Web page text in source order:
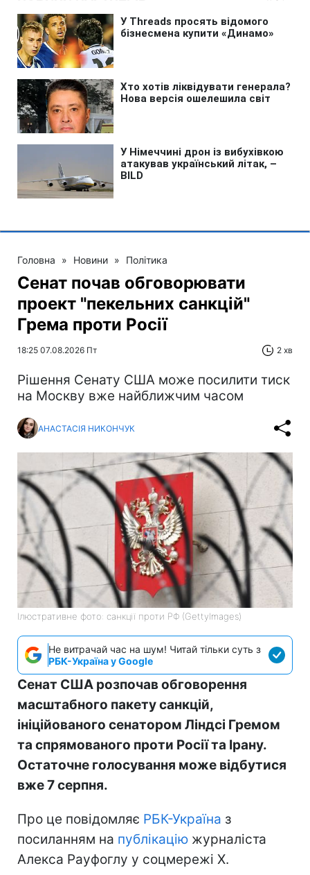
Головна » Новини » Політика
Сенат почав обговорювати
проект "пекельних санкцій"
Грема проти Росії
18:25 07.08.2026 Пт 2 хв
Рішення Сенату США може посилити тиск
на Москву вже найближчим часом
АНАСТАСІЯ НИКОНЧУК
Ілюстративне фото: санкції проти РФ (GettyImages)
Не витрачай час на шум! Читай тільки суть з
РБК-Україна у Google
Сенат США розпочав обговорення
масштабного пакету санкцій,
ініційованого сенатором Ліндсі Гремом
та спрямованого проти Росії та Ірану.
Остаточне голосування може відбутися
вже 7 серпня.
Про це повідомляє РБК-Україна з
посиланням на публікацію журналіста
Алекса Рауфоглу у соцмережі X.